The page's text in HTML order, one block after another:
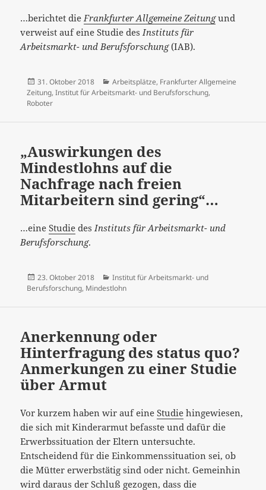
…berichtet dieFrankfurter Allgemeine Zeitungund
verweist auf eine Studie desInstituts für
Arbeitsmarkt- und Berufsforschung(IAB).
Veröffentlicht
am
31. Oktober 2018 Kategorien
Arbeitsplätze, Frankfurter Allgemeine
Zeitung, Institut für Arbeitsmarkt- und Berufsforschung,
Roboter
„Auswirkungen des
Mindestlohns auf die
Nachfrage nach freien
Mitarbeitern sind gering“…
…eineStudie des Instituts für Arbeitsmarkt- und
Berufsforschung.
Veröffentlicht
am
23. Oktober 2018 Kategorien
Institut für Arbeitsmarkt- und
Berufsforschung, Mindestlohn
Anerkennung oder
Hinterfragung des status quo?
Anmerkungen zu einer Studie
über Armut
Vor kurzem haben wir auf eineStudie hingewiesen,
die sich mit Kinderarmut befasste und dafür die
Erwerbssituation der Eltern untersuchte.
Entscheidend für die Einkommenssituation sei, ob
die Mütter erwerbstätig sind oder nicht. Gemeinhin
wird daraus der Schluß gezogen, dass die